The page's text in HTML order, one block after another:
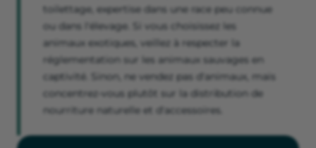
toilettage, expertise dans une race peu connue
ou dans l'élevage. Si vous choisissez les
animaux exotiques, veillez à respecter la
réglementation sur les animaux sauvages en
captivité. Sinon, ne vendez pas d'animaux, mais
concentrez-vous plutôt sur la distribution de
nourriture naturelle et d'accessoires.